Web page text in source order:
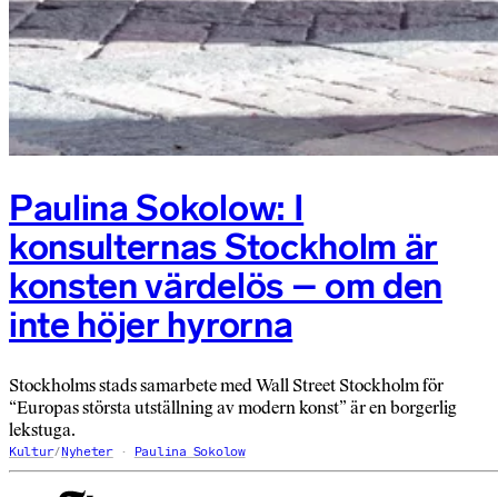
Paulina Sokolow: I
konsulternas Stockholm är
konsten värdelös – om den
inte höjer hyrorna
Stockholms stads samarbete med Wall Street Stockholm för
“Europas största utställning av modern konst” är en borgerlig
lekstuga.
Kultur/Nyheter Paulina Sokolow